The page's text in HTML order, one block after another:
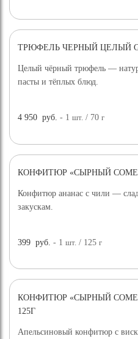
ДОСТАВКА БЕСПЛАТНО
ТРЮФЕЛЬ ЧЕРНЫЙ ЦЕЛЫЙ
Целый чёрный трюфель —
пасты и тёплых блюд.
4 950 руб. - 1шт. / 70г
КОНФИТЮР «СЫРНЫЙ
Конфитюр ананас с чили —
закускам.
399 руб. - 1шт. / 125г
КОНФИТЮР «СЫРНЫЙ
125Г
Апельсиновый конфитюр с